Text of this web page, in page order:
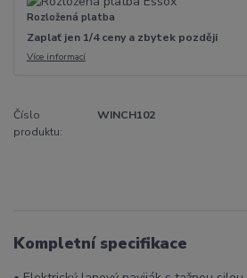
Rozložená platba
Zaplať jen 1/4 ceny a zbytek později
Více informací
Číslo
produktu:
WINCH102
Kompletní specifikace